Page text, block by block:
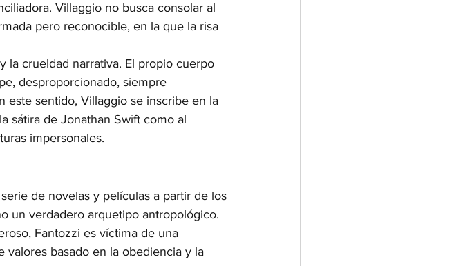
Villaggio no busca consolar al
pero reconocible, en la que la risa
la crueldad narrativa. El propio cuerpo
desproporcionado, siempre
este sentido, Villaggio se inscribe en la
sátira de Jonathan Swift como al
impersonales.
de novelas y películas a partir de los
un verdadero arquetipo antropológico.
Fantozzi es víctima de una
valores basado en la obediencia y la